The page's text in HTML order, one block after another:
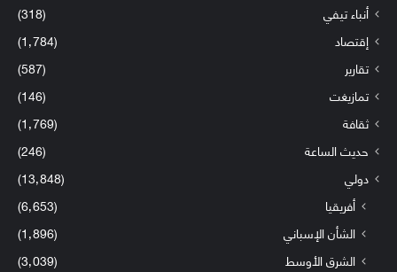
أنباء تيفي
(318)
إقتصاد
(1٬784)
تقارير
(587)
تمازيغت
(146)
ثقافة
(1٬769)
حديث الساعة
(246)
دولي
(13٬848)
أفريقيا
(6٬653)
الشأن الإسباني
(1٬896)
الشرق الأوسط
(3٬039)